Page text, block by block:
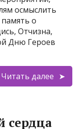
осмыслить
о
Отчизна,
Дню Героев
Читать далее
сердца